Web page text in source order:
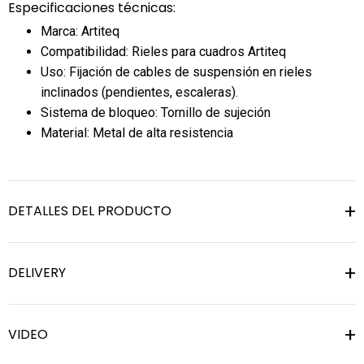
Especificaciones técnicas:
Marca: Artiteq
Compatibilidad: Rieles para cuadros Artiteq
Uso: Fijación de cables de suspensión en rieles
inclinados (pendientes, escaleras).
Sistema de bloqueo: Tornillo de sujeción
Material: Metal de alta resistencia
DETALLES DEL PRODUCTO
DELIVERY
VIDEO